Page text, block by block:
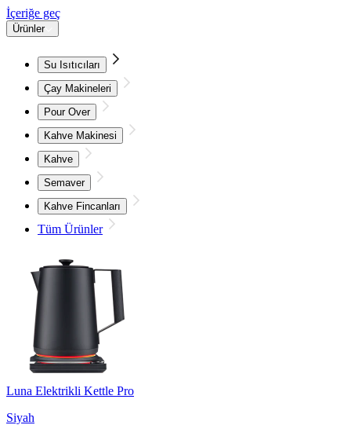
İçeriğe geç
Ürünler
Su Isıtıcıları
Çay Makineleri
Pour Over
Kahve Makinesi
Kahve
Semaver
Kahve Fincanları
Tüm Ürünler
Luna Elektrikli Kettle Pro
Siyah